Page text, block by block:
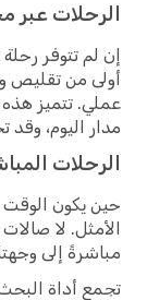
الرحلات عبر
إن لم تتوفر
أولى من تقليص
عملي. تتميز هذه
مدار اليوم،
الرحلات
حين يكون الوقت
الأمثل. لا
مباشرةً إلى
تجمع أداة